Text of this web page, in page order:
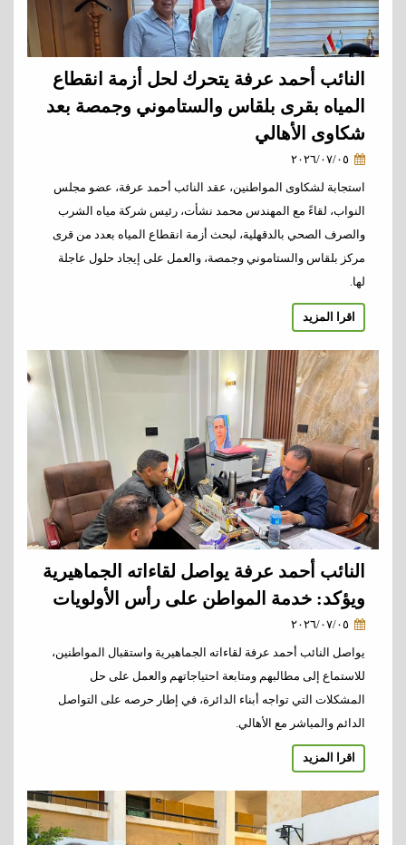
النائب أحمد عرفة يتحرك لحل أزمة انقطاع
المياه بقرى بلقاس والستاموني وجمصة بعد
شكاوى الأهالي
استجابة لشكاوى المواطنين، عقد النائب أحمد عرفة، عضو مجلس
النواب، لقاءً مع المهندس محمد نشأت، رئيس شركة مياه الشرب
والصرف الصحي بالدقهلية، لبحث أزمة انقطاع المياه بعدد من قرى
مركز بلقاس والستاموني وجمصة، والعمل على إيجاد حلول عاجلة
لها.
اقرا المزيد
النائب أحمد عرفة يواصل لقاءاته الجماهيرية
ويؤكد: خدمة المواطن على رأس الأولويات
يواصل النائب أحمد عرفة لقاءاته الجماهيرية واستقبال المواطنين،
للاستماع إلى مطالبهم ومتابعة احتياجاتهم والعمل على حل
المشكلات التي تواجه أبناء الدائرة، في إطار حرصه على التواصل
الدائم والمباشر مع الأهالي.
اقرا المزيد